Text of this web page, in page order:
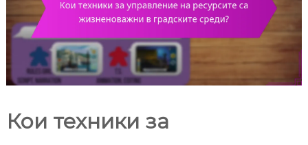
Кои техники за